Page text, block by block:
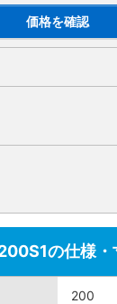
価格を確認
の仕様・
200